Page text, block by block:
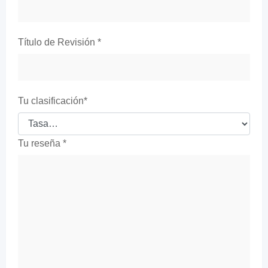
Título de Revisión *
Tu clasificación*
Tu reseña *